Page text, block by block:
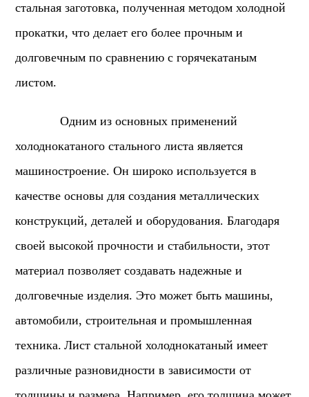
стальная заготовка, полученная методом холодной
прокатки, что делает его более прочным и
долговечным по сравнению с горячекатаным
листом.
Одним из основных применений
холоднокатаного стального листа является
машиностроение. Он широко используется в
качестве основы для создания металлических
конструкций, деталей и оборудования. Благодаря
своей высокой прочности и стабильности, этот
материал позволяет создавать надежные и
долговечные изделия. Это может быть машины,
автомобили, строительная и промышленная
техника. Лист стальной холоднокатаный имеет
различные разновидности в зависимости от